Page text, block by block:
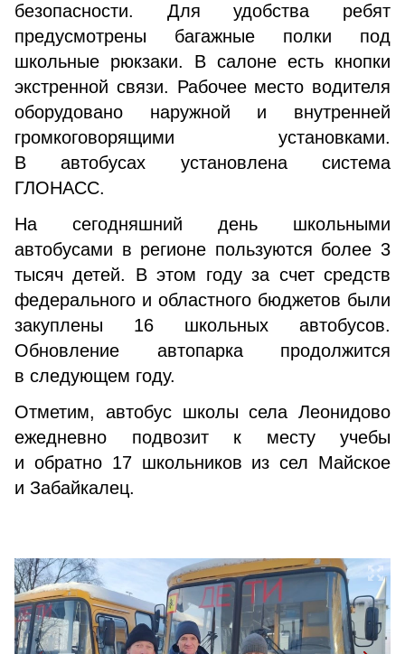
безопасности. Для удобства ребят
предусмотрены багажные полки под
школьные рюкзаки. В салоне есть кнопки
экстренной связи. Рабочее место водителя
оборудовано наружной и внутренней
громкоговорящими установками.
В автобусах установлена система
ГЛОНАСС.
На сегодняшний день школьными
автобусами в регионе пользуются более 3
тысяч детей. В этом году за счет средств
федерального и областного бюджетов были
закуплены 16 школьных автобусов.
Обновление автопарка продолжится
в следующем году.
Отметим, автобус школы села Леонидово
ежедневно подвозит к месту учебы
и обратно 17 школьников из сел Майское
и Забайкалец.